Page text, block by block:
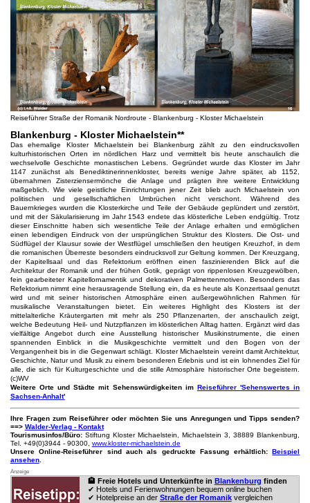
Reiseführer Straße der Romanik Nordroute - Blankenburg - Kloster Michaelstein
Blankenburg - Kloster Michaelstein**
Das ehemalige Kloster Michaelstein bei Blankenburg zählt zu den eindrucksvollen
kulturhistorischen Orten im nördlichen Harz und vermittelt bis heute anschaulich die
wechselvolle Geschichte monastischen Lebens. Gegründet wurde das Kloster im Jahr
1147 zunächst als Benediktinerinnenkloster, bereits wenige Jahre später, ab 1152,
übernahmen Zisterziensermönche die Anlage und prägten ihre weitere Entwicklung
maßgeblich. Wie viele geistliche Einrichtungen jener Zeit blieb auch Michaelstein von
politischen und gesellschaftlichen Umbrüchen nicht verschont. Während des
Bauernkrieges wurden die Klosterkirche und Teile der Gebäude geplündert und zerstört,
und mit der Säkularisierung im Jahr 1543 endete das klösterliche Leben endgültig. Trotz
dieser Einschnitte haben sich wesentliche Teile der Anlage erhalten und ermöglichen
einen lebendigen Eindruck von der ursprünglichen Struktur des Klosters. Die Ost- und
Südflügel der Klausur sowie der Westflügel umschließen den heutigen Kreuzhof, in dem
die romanischen Überreste besonders eindrucksvoll zur Geltung kommen. Der Kreuzgang,
der Kapitellsaal und das Refektorium eröffnen einen faszinierenden Blick auf die
Architektur der Romanik und der frühen Gotik, geprägt von rippenlosen Kreuzgewölben,
fein gearbeiteter Kapitellornamentik und dekorativen Palmettenmotiven. Besonders das
Refektorium nimmt eine herausragende Stellung ein, da es heute als Konzertsaal genutzt
wird und mit seiner historischen Atmosphäre einen außergewöhnlichen Rahmen für
musikalische Veranstaltungen bietet. Ein weiteres Highlight des Klosters ist der
mittelalterliche Kräutergarten mit mehr als 250 Pflanzenarten, der anschaulich zeigt,
welche Bedeutung Heil- und Nutzpflanzen im klösterlichen Alltag hatten. Ergänzt wird das
vielfältige Angebot durch eine Ausstellung historischer Musikinstrumente, die einen
spannenden Einblick in die Musikgeschichte vermittelt und den Bogen von der
Vergangenheit bis in die Gegenwart schlägt. Kloster Michaelstein vereint damit Architektur,
Geschichte, Natur und Musik zu einem besonderen Erlebnis und ist ein lohnendes Ziel für
alle, die sich für Kulturgeschichte und die stille Atmosphäre historischer Orte begeistern.
(c)WV
Weitere Orte und Städte mit Sehenswürdigkeiten im
Reiseführer 'Sehenswertes in
Sachsen-Anhalt'
Ihre Fragen zum Reiseführer oder möchten Sie uns Anregungen und Tipps senden?
==> Walder-Verlag - Kontakt
Tourismusinfos/Büro:Stiftung Kloster Michaelstein, Michaelstein 3, 38889 Blankenburg,
Tel. +49(0)3944 - 90300, www.kloster-michaelstein.de
Unsere Online-Reiseführer sind auch als gedruckte Fassung erhältlich:
Beispiel
ansehen.
Anzeige
🏨 Freie Hotels und Unterkünfte in Blankenburg finden
✔ Hotels und Ferienwohnungen bequem online buchen
✔ Hotelpreise an der Straße der Romanikvergleichen